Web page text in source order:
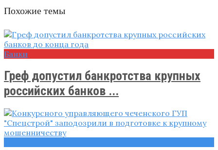
Похожие темы
Банки
Греф допустил банкротства крупных
российских банков ...